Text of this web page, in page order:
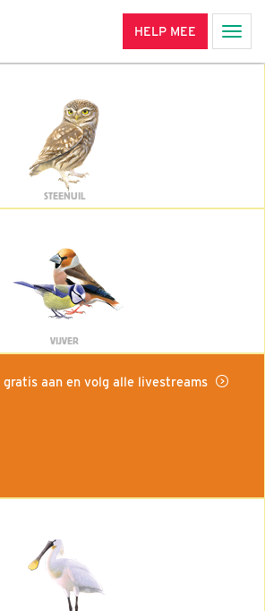
HELP MEE
STEENUIL
VIJVER
gratis aan en volg alle livestreams